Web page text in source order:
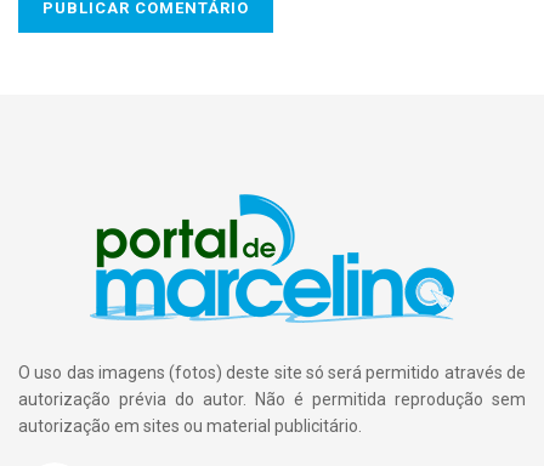
O uso das imagens (fotos) deste site só será permitido através de
autorização prévia do autor. Não é permitida reprodução sem
autorização em sites ou material publicitário.